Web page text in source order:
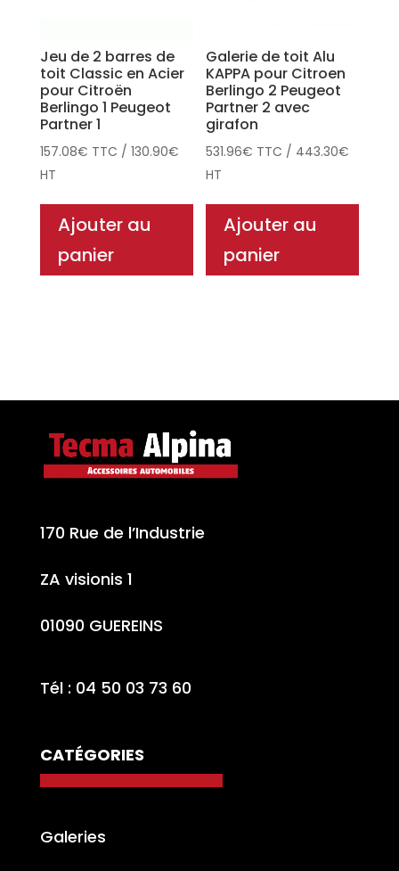
Jeu de 2 barres de
toit Classic en Acier
pour Citroën
Berlingo 1 Peugeot
Partner 1
157.08€ TTC / 130.90€
HT
Ajouter au
panier
Galerie de toit Alu
KAPPA pour Citroen
Berlingo 2 Peugeot
Partner 2 avec
girafon
531.96€ TTC / 443.30€
HT
Ajouter au
panier
170 Rue de l’Industrie
ZA visionis 1
01090 GUEREINS
Tél : 04 50 03 73 60
CATÉGORIES
Galeries